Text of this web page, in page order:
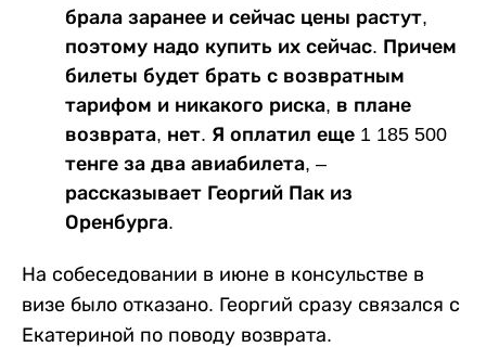
брала заранее и сейчас цены растут,
поэтому надо купить их сейчас. Причем
билеты будет брать с возвратным
тарифом и никакого риска, в плане
возврата, нет. Я оплатил еще 1 185 500
тенге за два авиабилета, –
рассказывает Георгий Пак из
Оренбурга.
На собеседовании в июне в консульстве в
визе было отказано. Георгий сразу связался с
Екатериной по поводу возврата.